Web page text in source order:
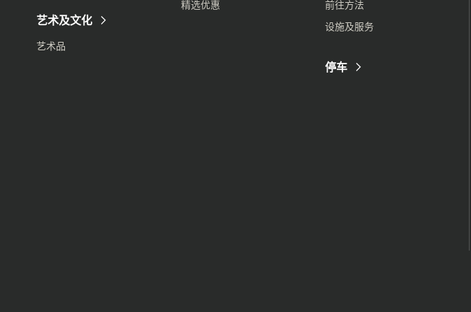
艺术及文化
艺术品
精选优惠
前往方法
设施及服务
停车